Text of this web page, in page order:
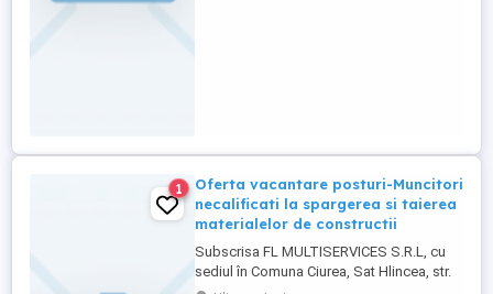
1
Oferta vacantare posturi-Muncitori
necalificati la spargerea si taierea
materialelor de constructii
Subscrisa FL MULTISERVICES S.R.L, cu
sediul în Comuna Ciurea, Sat Hlincea, str.